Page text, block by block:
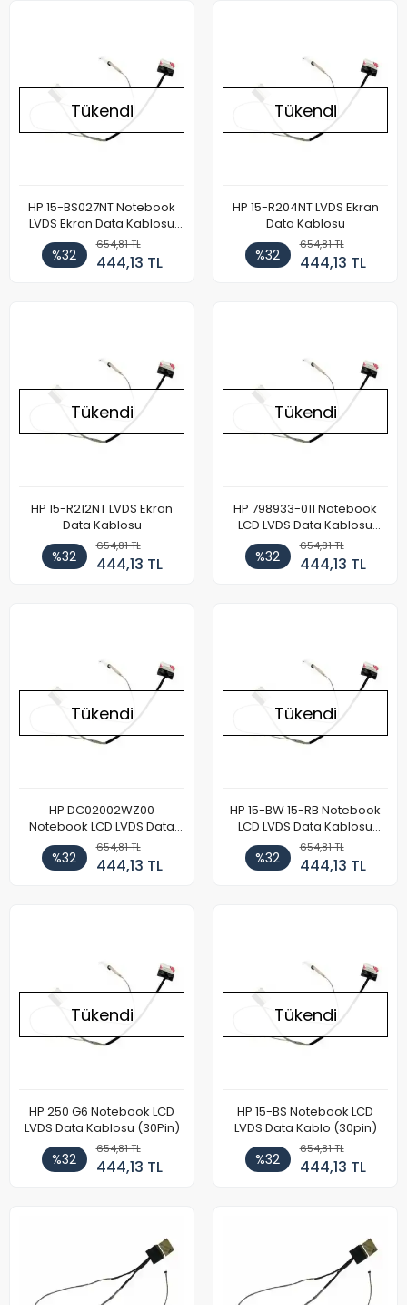
Tükendi
HP 15-BS027NT Notebook
LVDS Ekran Data Kablosu
30pin
%32
654,81 TL
444,13 TL
Tükendi
HP 15-R204NT LVDS Ekran
Data Kablosu
%32
654,81 TL
444,13 TL
Tükendi
HP 15-R212NT LVDS Ekran
Data Kablosu
%32
654,81 TL
444,13 TL
Tükendi
HP 798933-011 Notebook
LCD LVDS Data Kablosu
(30Pin)
%32
654,81 TL
444,13 TL
Tükendi
HP DC02002WZ00
Notebook LCD LVDS Data
Kablosu (30Pin)
%32
654,81 TL
444,13 TL
Tükendi
HP 15-BW 15-RB Notebook
LCD LVDS Data Kablosu
(30Pin)
%32
654,81 TL
444,13 TL
Tükendi
HP 250 G6 Notebook LCD
LVDS Data Kablosu (30Pin)
%32
654,81 TL
444,13 TL
Tükendi
HP 15-BS Notebook LCD
LVDS Data Kablo (30pin)
%32
654,81 TL
444,13 TL